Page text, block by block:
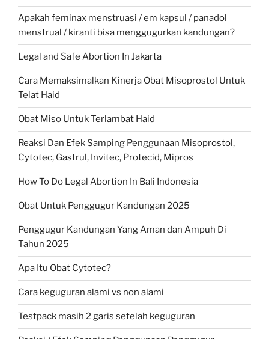
Apakah feminax menstruasi / em kapsul / panadol
menstrual / kiranti bisa menggugurkan kandungan?
Legal and Safe Abortion In Jakarta
Cara Memaksimalkan Kinerja Obat Misoprostol Untuk
Telat Haid
Obat Miso Untuk Terlambat Haid
Reaksi Dan Efek Samping Penggunaan Misoprostol,
Cytotec, Gastrul, Invitec, Protecid, Mipros
How To Do Legal Abortion In Bali Indonesia
Obat Untuk Penggugur Kandungan 2025
Penggugur Kandungan Yang Aman dan Ampuh Di
Tahun 2025
Apa Itu Obat Cytotec?
Cara keguguran alami vs non alami
Testpack masih 2 garis setelah keguguran